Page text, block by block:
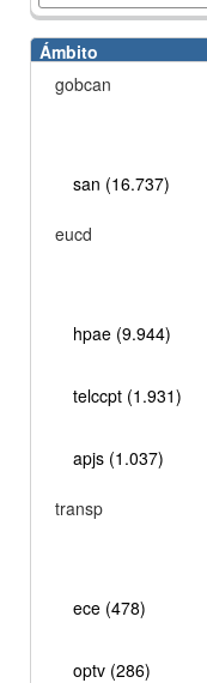
Ámbito
gobcan
san (16.737)
eucd
hpae (9.944)
telccpt (1.931)
apjs (1.037)
transp
ece (478)
optv (286)